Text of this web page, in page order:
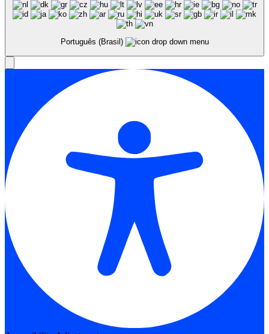
Português (Brasil)